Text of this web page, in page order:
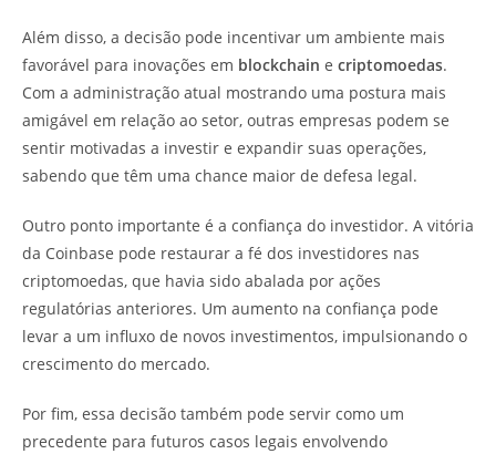
Além disso, a decisão pode incentivar um ambiente mais
favorável para inovações em blockchain e criptomoedas.
Com a administração atual mostrando uma postura mais
amigável em relação ao setor, outras empresas podem se
sentir motivadas a investir e expandir suas operações,
sabendo que têm uma chance maior de defesa legal.
Outro ponto importante é a confiança do investidor. A vitória
da Coinbase pode restaurar a fé dos investidores nas
criptomoedas, que havia sido abalada por ações
regulatórias anteriores. Um aumento na confiança pode
levar a um influxo de novos investimentos, impulsionando o
crescimento do mercado.
Por fim, essa decisão também pode servir como um
precedente para futuros casos legais envolvendo